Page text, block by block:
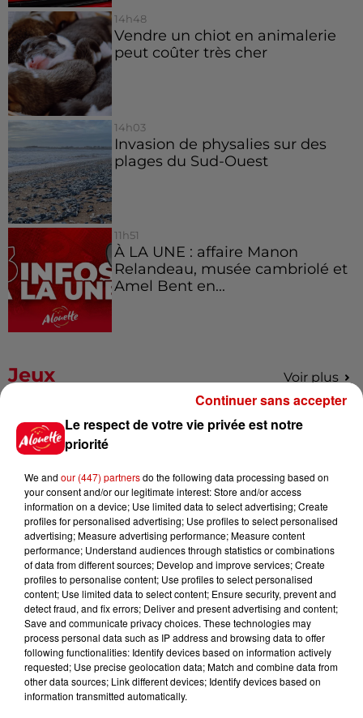
14h48
Vendre un chiot en animalerie
peut coûter très cher
14h03
Invasion de physalies sur des
plages du Sud-Ouest
11h51
À LA UNE : affaire Manon
Relandeau, musée cambriolé et
Amel Bent en...
Jeux Voir plus
Gagnez vos places pour le
Festival du Roi Arthur 2026 !
Gagnez vos entrées pour le
Musée du Sport Automobile au
Mans !
Alouette vous invite à
Futuroscope Xperiences !
Le respect de votre vie privée est notre
priorité
We and our (447) partnersdo the following data processing based on
your consent and/or our legitimate interest: Store and/or access
information on a device; Use limited data to select advertising; Create
profiles for personalised advertising; Use profiles to select personalised
advertising; Measure advertising performance; Measure content
performance; Understand audiences through statistics or combinations
of data from different sources; Develop and improve services; Create
profiles to personalise content; Use profiles to select personalised
content; Use limited data to select content; Ensure security, prevent and
detect fraud, and fix errors; Deliver and present advertising and content;
Save and communicate privacy choices. These technologies may
process personal data such as IP address and browsing data to offer
following functionalities: Identify devices based on information actively
requested; Use precise geolocation data; Match and combine data from
other data sources; Link different devices; Identify devices based on
information transmitted automatically.
Continuer sans accepter